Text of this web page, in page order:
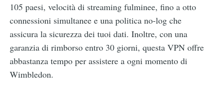
105 paesi, velocità di streaming fulminee, fino a otto
connessioni simultanee e una politica no-log che
assicura la sicurezza dei tuoi dati. Inoltre, con una
garanzia di rimborso entro 30 giorni, questa VPN offre
abbastanza tempo per assistere a ogni momento di
Wimbledon.